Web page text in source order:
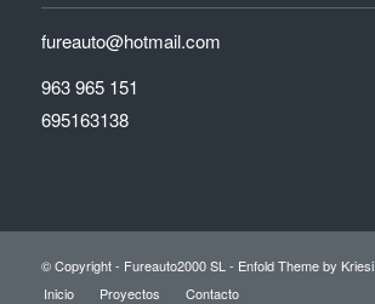
fureauto@hotmail.com
963 965 151
695163138
© Copyright - Fureauto2000 SL - Enfold Theme by Kriesi
Inicio
Proyectos Contacto